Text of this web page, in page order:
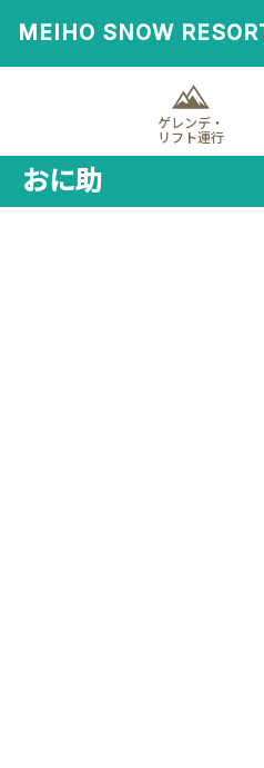
MEIHO SNOW
ゲレンデ・
リフト運行
おに助